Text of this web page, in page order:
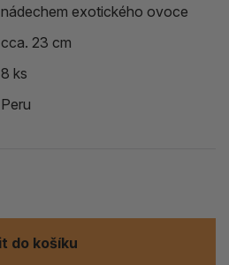
nádechem exotického ovoce
cca. 23 cm
8 ks
Peru
Vložit do košíku